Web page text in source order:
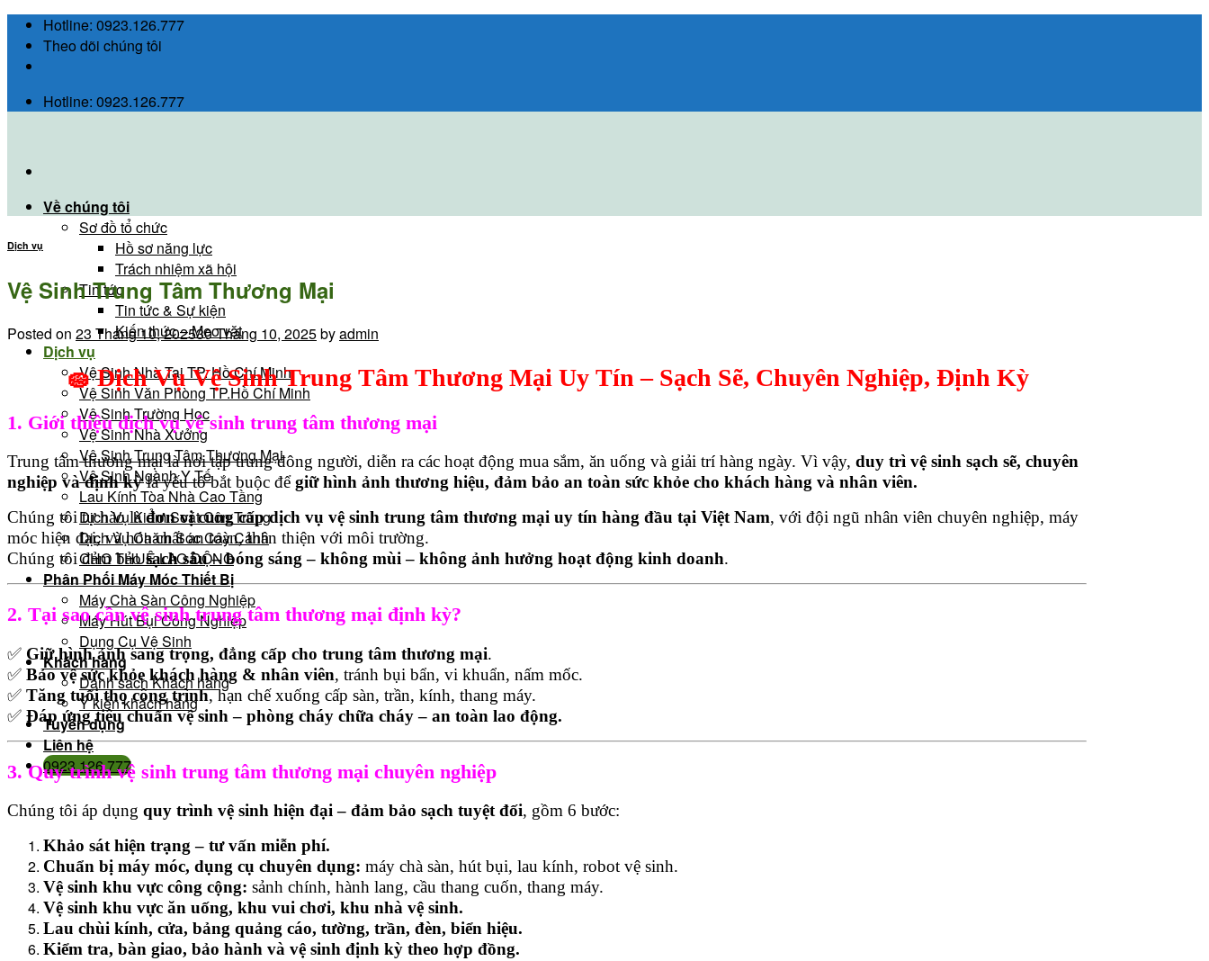
Skip
content
Hotline: 0923.126.777
Theo dõi chúng tôi
Hotline: 0923.126.777
Về chúng tôi
Sơ đồ tổ chức
Hồ sơ năng lực
Trách nhiệm xã hội
Tin tức
Tin tức & Sự kiện
Kiến thức – Mẹo vặt
Dịch vụ
Vệ Sinh Nhà Tại TP. Hồ Chí Minh
Vệ Sinh Văn Phòng TP.Hồ Chí Minh
Vệ Sinh Trường Học
Vệ Sinh Nhà Xưởng
Vệ Sinh Trung Tâm Thương Mại
Vệ Sinh Ngành Y Tế
Lau Kính Tòa Nhà Cao Tầng
Dịch Vụ Kiểm Soát Côn Trùng
Dịch Vụ Chăm Sóc Cây Cảnh
CHO THUÊ LAO ĐỘNG
Phân Phối Máy Móc Thiết Bị
Máy Chà Sàn Công Nghiệp
Máy Hút Bụi Công Nghiệp
Dụng Cụ Vệ Sinh
Khách hàng
Danh sách Khách hàng
Ý kiến khách hàng
Tuyển dụng
Liên hệ
0923 126 777
Dịch vụ
Vệ Sinh Trung Tâm Thương Mại
Posted on 23 Tháng 10, 202530 Tháng 10, 2025byadmin
🧽Dịch Vụ Vệ Sinh Trung Tâm Thương Mại Uy Tín – Sạch Sẽ, Chuyên Nghiệp, Định Kỳ
1. Giới thiệu dịch vụ vệ sinh trung tâm thương mại
Trung tâm thương mại là nơi tập trung đông người, diễn ra các hoạt động mua sắm, ăn uống và giải trí hàng ngày. Vì vậy, duy trì vệ sinh sạch sẽ, chuyên
nghiệp và định kỳlà yếu tố bắt buộc đểgiữ hình ảnh thương hiệu, đảm bảo an toàn sức khỏe cho khách hàng và nhân viên.
Chúng tôi tự hào làđơn vị cung cấp dịch vụ vệ sinh trung tâm thương mại uy tín hàng đầu tại Việt Nam, với đội ngũ nhân viên chuyên nghiệp, máy
móc hiện đại, và hóa chất an toàn, thân thiện với môi trường.
Chúng tôi đảm bảosạch sâu – bóng sáng – không mùi – không ảnh hưởng hoạt động kinh doanh.
2. Tại sao cần vệ sinh trung tâm thương mại định kỳ?
✅ Giữ hình ảnh sang trọng, đẳng cấp cho trung tâm thương mại.
✅ Bảo vệ sức khỏe khách hàng & nhân viên, tránh bụi bẩn, vi khuẩn, nấm mốc.
✅ Tăng tuổi thọ công trình, hạn chế xuống cấp sàn, trần, kính, thang máy.
✅ Đáp ứng tiêu chuẩn vệ sinh – phòng cháy chữa cháy – an toàn lao động.
3. Quy trình vệ sinh trung tâm thương mại chuyên nghiệp
Chúng tôi áp dụng quy trình vệ sinh hiện đại – đảm bảo sạch tuyệt đối, gồm 6 bước:
Khảo sát hiện trạng – tư vấn miễn phí.
Chuẩn bị máy móc, dụng cụ chuyên dụng: máy chà sàn, hút bụi, lau kính, robot vệ sinh.
Vệ sinh khu vực công cộng: sảnh chính, hành lang, cầu thang cuốn, thang máy.
Vệ sinh khu vực ăn uống, khu vui chơi, khu nhà vệ sinh.
Lau chùi kính, cửa, bảng quảng cáo, tường, trần, đèn, biển hiệu.
Kiểm tra, bàn giao, bảo hành và vệ sinh định kỳ theo hợp đồng.